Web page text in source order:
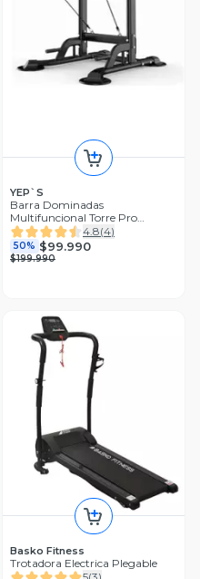
YEP`S
Barra Dominadas
Multifuncional Torre Pro
Yepsport
4.8(4)
50% $99.990
$199.990
Basko Fitness
Trotadora Electrica Plegable